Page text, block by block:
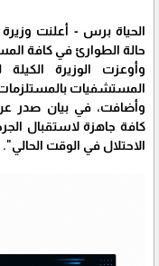
الحياة برس - أعلنت
حالة الطوارئ في كافة
وأوعزت الوزيرة
المستشفيات بالمستلزمات
وأضافت، في بيان صدر
كافة جاهزة لاستقبال
الاحتلال في الوقت الحالي".